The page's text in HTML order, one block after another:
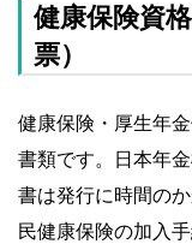
健康保険資
票）
健康保険・厚生年
書類です。日本年
書は発行に時間の
民健康保険の加入